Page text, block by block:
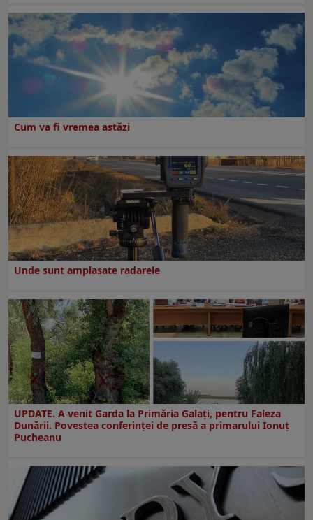
Cum va fi vremea astăzi
Unde sunt amplasate radarele
UPDATE. A venit Garda la Primăria Galaţi, pentru Faleza
Dunării. Povestea conferinţei de presă a primarului Ionuţ
Pucheanu